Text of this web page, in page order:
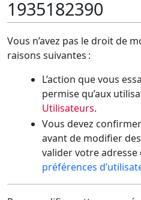
1935182390
Vous n’avez pas le droit de
raisons suivantes :
L’action que vous
permise qu’aux
Utilisateurs.
Vous devez
avant de modifier
valider votre adresse
préférences